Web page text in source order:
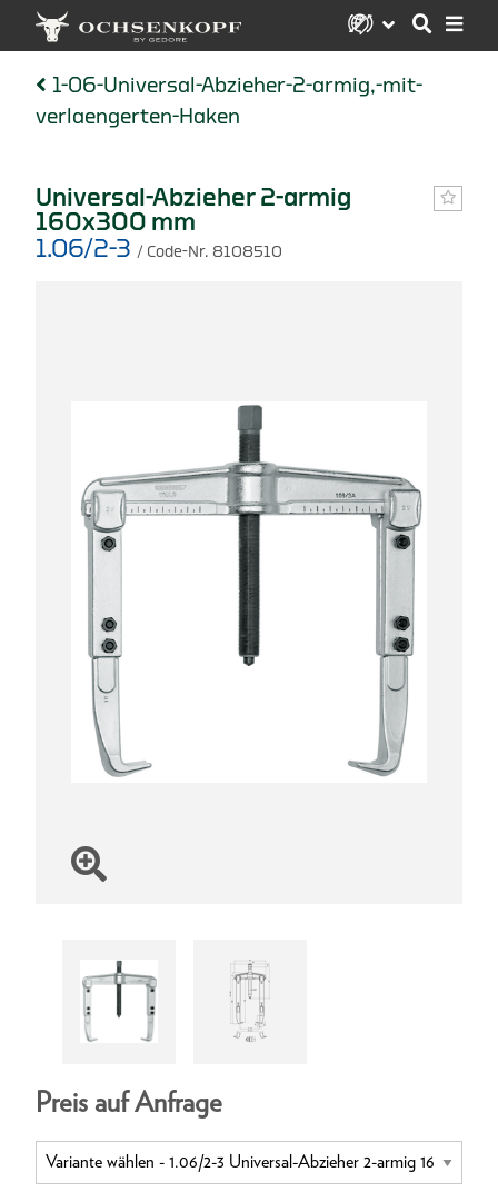
1-06-Universal-Abzieher-2-armig,-mit-
verlaengerten-Haken
Universal-Abzieher 2-armig
160x300 mm
1.06/2-3 / Code-Nr. 8108510
Preis auf Anfrage